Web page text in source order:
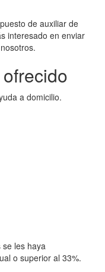
de auxiliar de
interesado en enviar
a domicilio.
se les haya
o superior al 33%.